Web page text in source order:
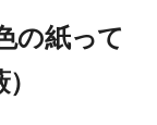
の紙って